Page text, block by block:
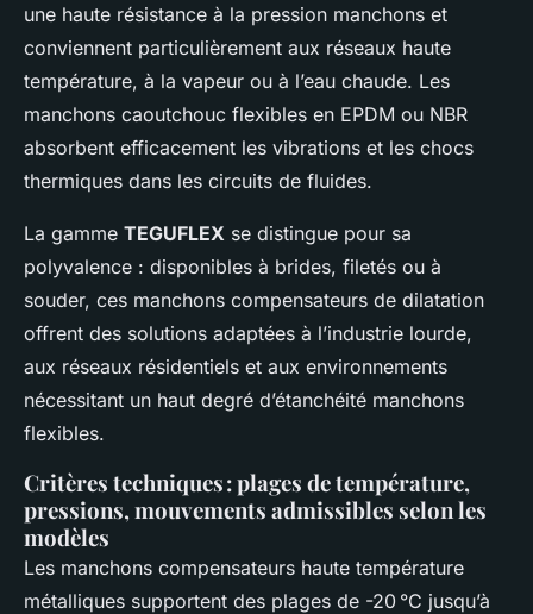
une haute résistance à la pression manchons et
conviennent particulièrement aux réseaux haute
température, à la vapeur ou à l’eau chaude. Les
manchons caoutchouc flexibles en EPDM ou NBR
absorbent efficacement les vibrations et les chocs
thermiques dans les circuits de fluides.
La gamme TEGUFLEX se distingue pour sa
polyvalence : disponibles à brides, filetés ou à
souder, ces manchons compensateurs de dilatation
offrent des solutions adaptées à l’industrie lourde,
aux réseaux résidentiels et aux environnements
nécessitant un haut degré d’étanchéité manchons
flexibles.
Critères techniques : plages de température,
pressions, mouvements admissibles selon les
modèles
Les manchons compensateurs haute température
métalliques supportent des plages de -20 °C jusqu’à